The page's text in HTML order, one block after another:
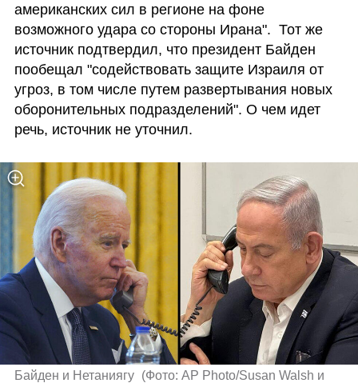
американских сил в регионе на фоне
возможного удара со стороны Ирана".  Тот же
источник подтвердил, что президент Байден
пообещал "содействовать защите Израиля от
угроз, в том числе путем развертывания новых
оборонительных подразделений". О чем идет
речь, источник не уточнил.
Байден и Нетаниягу (Фото: AP Photo/Susan Walsh и